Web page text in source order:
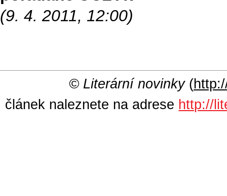
(9. 4. 2011, 12:00)
© Literární novinky(
článek naleznete na adrese http://